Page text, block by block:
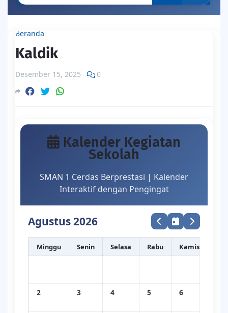
Beranda
Kaldik
Desember 15, 2025 0
Kalender Kegiatan
Sekolah
SMAN 1 Cerdas Berprestasi | Kalender
Interaktif dengan Pengingat
Agustus 2026
Minggu Senin Selasa Rabu Kamis
2 3 4 5 6